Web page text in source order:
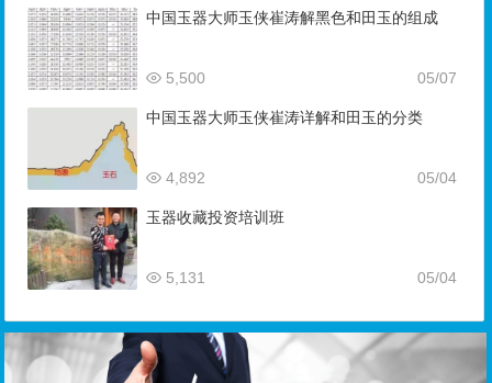
中国玉器大师玉侠崔涛解黑色和田玉的组成
05/07
5,500
中国玉器大师玉侠崔涛详解和田玉的分类
05/04
4,892
玉器收藏投资培训班
05/04
5,131